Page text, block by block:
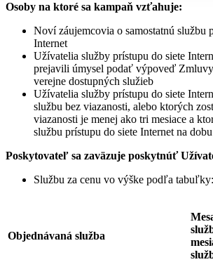
Osoby na ktoré sa kampaň vzťahuje:
Noví záujemcovia o samostatnú službu
Internet
Užívatelia služby prístupu do siete
prejavili úmysel podať výpoveď
verejne dostupných služieb
Užívatelia služby prístupu do siete
službu bez viazanosti, alebo ktorých
viazanosti je menej ako tri mesiace a
službu prístupu do siete Internet na
Poskytovateľ sa zaväzuje poskytnúť
Službu za cenu vo výške podľa tabuľky:
Objednávaná služba